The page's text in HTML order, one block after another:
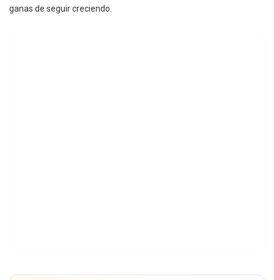
ganas de seguir creciendo.